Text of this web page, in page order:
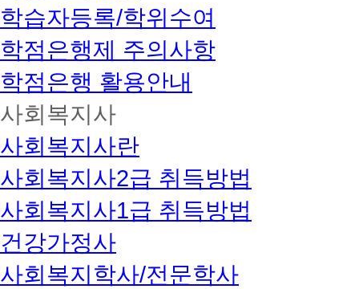
학습자등록/학위수여
학점은행제 주의사항
학점은행 활용안내
사회복지사
사회복지사란
사회복지사2급 취득방법
사회복지사1급 취득방법
건강가정사
사회복지학사/전문학사